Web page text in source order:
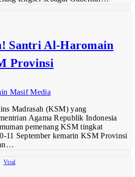
Santri Al-Haromain
Provinsi
Masif Media
Madrasah (KSM) yang
Agama Republik Indonesia
pemenang KSM tingkat
11 September kemarin KSM Provinsi
Viral